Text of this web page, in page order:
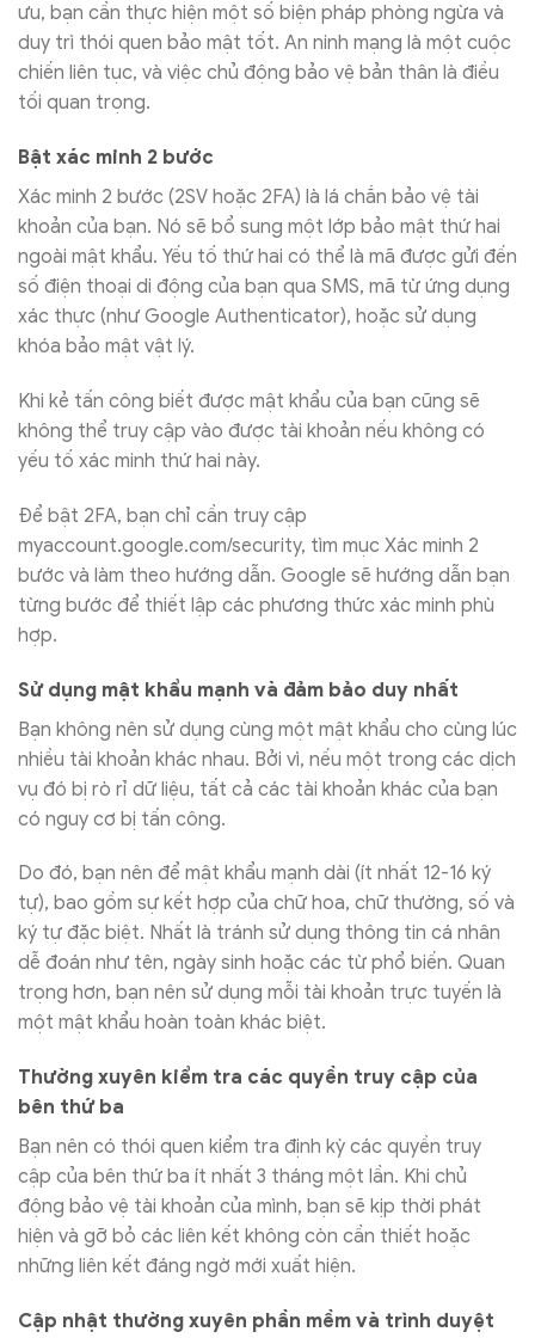
ưu, bạn cần thực hiện một số biện pháp phòng ngừa và
duy trì thói quen bảo mật tốt. An ninh mạng là một cuộc
chiến liên tục, và việc chủ động bảo vệ bản thân là điều
tối quan trọng.
Bật xác minh 2 bước
Xác minh 2 bước (2SV hoặc 2FA) là lá chắn bảo vệ tài
khoản của bạn. Nó sẽ bổ sung một lớp bảo mật thứ hai
ngoài mật khẩu. Yếu tố thứ hai có thể là mã được gửi đến
số điện thoại di động của bạn qua SMS, mã từ ứng dụng
xác thực (như Google Authenticator), hoặc sử dụng
khóa bảo mật vật lý.
Khi kẻ tấn công biết được mật khẩu của bạn cũng sẽ
không thể truy cập vào được tài khoản nếu không có
yếu tố xác minh thứ hai này.
Để bật 2FA, bạn chỉ cần truy cập
myaccount.google.com/security, tìm mục Xác minh 2
bước và làm theo hướng dẫn. Google sẽ hướng dẫn bạn
từng bước để thiết lập các phương thức xác minh phù
hợp.
Sử dụng mật khẩu mạnh và đảm bảo duy nhất
Bạn không nên sử dụng cùng một mật khẩu cho cùng lúc
nhiều tài khoản khác nhau. Bởi vì, nếu một trong các dịch
vụ đó bị rò rỉ dữ liệu, tất cả các tài khoản khác của bạn
có nguy cơ bị tấn công.
Do đó, bạn nên để mật khẩu mạnh dài (ít nhất 12-16 ký
tự), bao gồm sự kết hợp của chữ hoa, chữ thường, số và
ký tự đặc biệt. Nhất là tránh sử dụng thông tin cá nhân
dễ đoán như tên, ngày sinh hoặc các từ phổ biến. Quan
trọng hơn, bạn nên sử dụng mỗi tài khoản trực tuyến là
một mật khẩu hoàn toàn khác biệt.
Thường xuyên kiểm tra các quyền truy cập của
bên thứ ba
Bạn nên có thói quen kiểm tra định kỳ các quyền truy
cập của bên thứ ba ít nhất 3 tháng một lần. Khi chủ
động bảo vệ tài khoản của mình, bạn sẽ kịp thời phát
hiện và gỡ bỏ các liên kết không còn cần thiết hoặc
những liên kết đáng ngờ mới xuất hiện.
Cập nhật thường xuyên phần mềm và trình duyệt